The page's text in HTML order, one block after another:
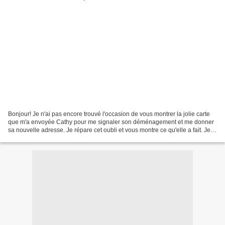
Bonjour! Je n'ai pas encore trouvé l'occasion de vous montrer la jolie carte
que m'a envoyée Cathy pour me signaler son déménagement et me donner
sa nouvelle adresse. Je répare cet oubli et vous montre ce qu'elle a fait. Je la